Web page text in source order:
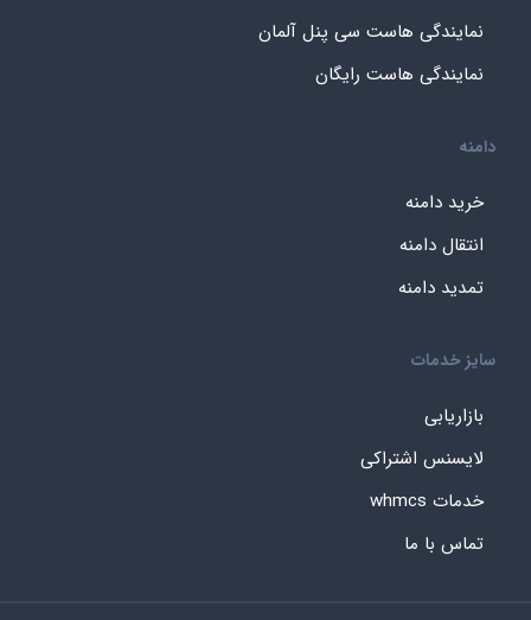
نمایندگی هاست سی پنل آلمان
نمایندگی هاست رایگان
دامنه
خرید دامنه
انتقال دامنه
تمدید دامنه
سایز خدمات
بازاریابی
لایسنس اشتراکی
خدمات whmcs
تماس با ما